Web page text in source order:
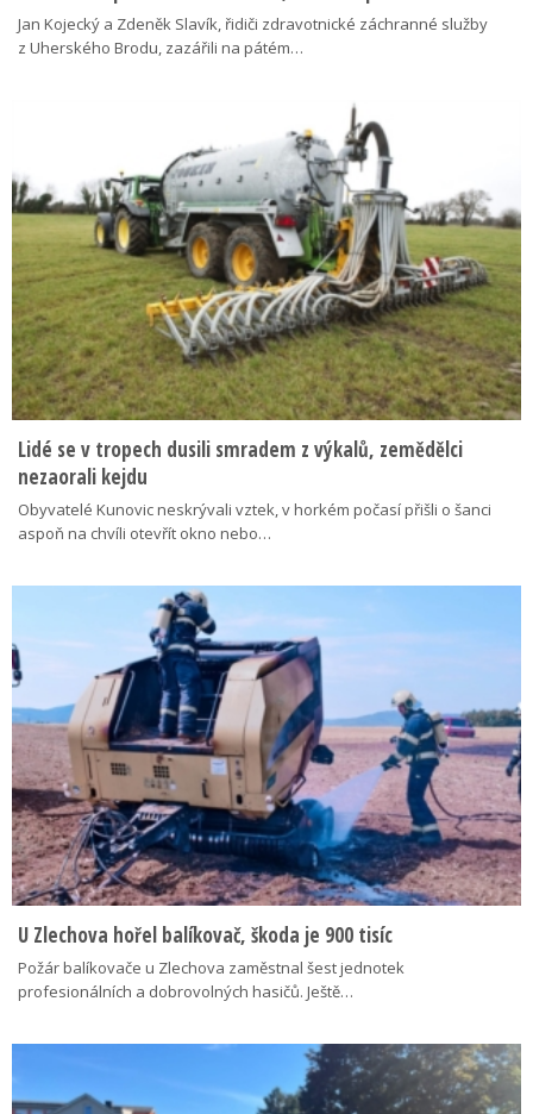
Jan Kojecký a Zdeněk Slavík, řidiči zdravotnické záchranné služby
z Uherského Brodu, zazářili na pátém…
Lidé se v tropech dusili smradem z výkalů, zemědělci
nezaorali kejdu
Obyvatelé Kunovic neskrývali vztek, v horkém počasí přišli o šanci
aspoň na chvíli otevřít okno nebo…
U Zlechova hořel balíkovač, škoda je 900 tisíc
Požár balíkovače u Zlechova zaměstnal šest jednotek
profesionálních a dobrovolných hasičů. Ještě…